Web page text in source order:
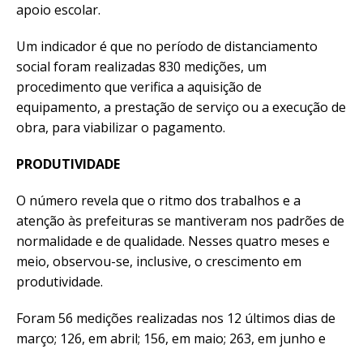
apoio escolar.
Um indicador é que no período de distanciamento
social foram realizadas 830 medições, um
procedimento que verifica a aquisição de
equipamento, a prestação de serviço ou a execução de
obra, para viabilizar o pagamento.
PRODUTIVIDADE
O número revela que o ritmo dos trabalhos e a
atenção às prefeituras se mantiveram nos padrões de
normalidade e de qualidade. Nesses quatro meses e
meio, observou-se, inclusive, o crescimento em
produtividade.
Foram 56 medições realizadas nos 12 últimos dias de
março; 126, em abril; 156, em maio; 263, em junho e